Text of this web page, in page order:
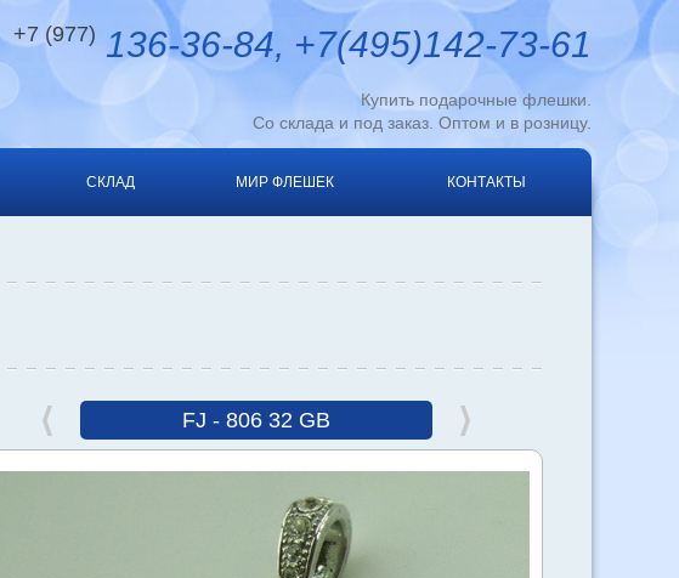
+7 (977) 136-36-84, +7(495)142-73-61
Купить подарочные флешки.
Со склада и под заказ. Оптом и в розницу.
СКЛАД МИР ФЛЕШЕК КОНТАКТЫ
FJ - 806 32 GB